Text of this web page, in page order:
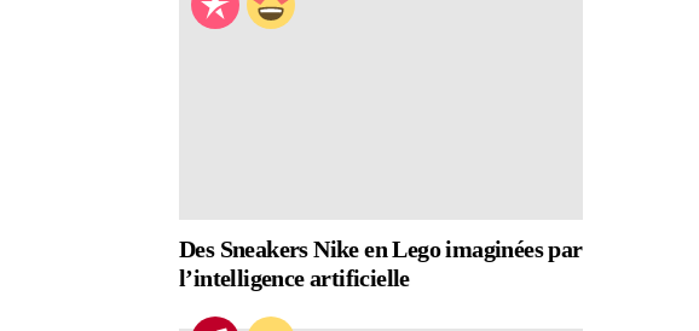
Des Sneakers Nike en Lego imaginées par
l’intelligence artificielle